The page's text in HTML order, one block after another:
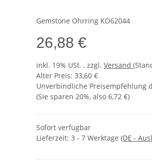
Gemstone Ohrring KO62044
26,88 €
inkl. 19% USt. , zzgl. Versand
Alter Preis: 33,60 €
Unverbindliche Preisempfehlung
(Sie sparen 20%, also 6,72 €)
Sofort verfügbar
Lieferzeit: 3 - 7 Werktage (DE -